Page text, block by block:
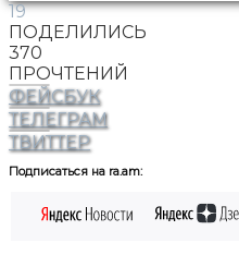
19
ПОДЕЛИЛИСЬ
370
ПРОЧТЕНИЙ
ФЕЙСБУК
ТЕЛЕГРАМ
ТВИТТЕР
Подписаться на ra.am: